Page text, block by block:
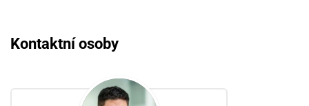
Kontaktní osoby